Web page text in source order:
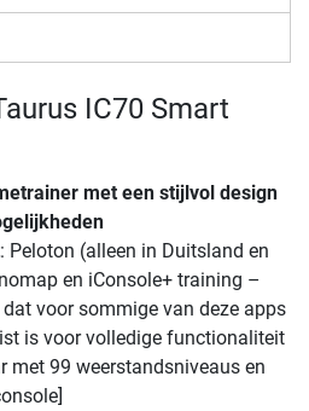
IC70 Smart
met een stijlvol design
: Peloton (alleen in Duitsland en
en iConsole+ training –
voor sommige van deze apps
is voor volledige functionaliteit
met 99 weerstandsniveaus en